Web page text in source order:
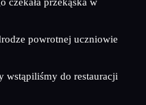
powrotnej uczniowie
wstąpiliśmy do restauracji